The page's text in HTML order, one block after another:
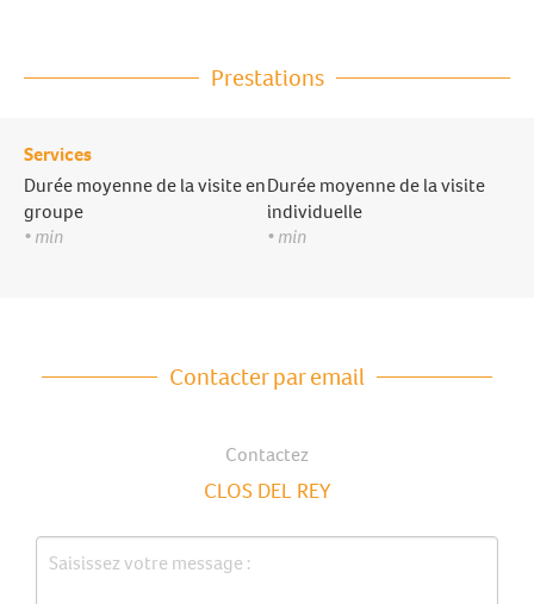
Prestations
Services
Durée moyenne de la visite en
groupe
• min
Durée moyenne de la visite
individuelle
• min
Contacter par email
Contactez
CLOS DEL REY